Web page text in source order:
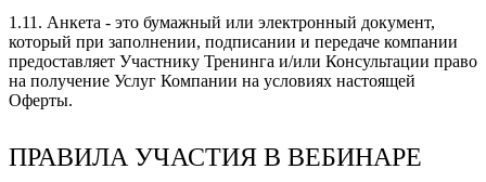
1.11. Анкета - это бумажный или электронный документ,
который при заполнении, подписании и передаче компании
предоставляет Участнику Тренинга и/или Консультации право
на получение Услуг Компании на условиях настоящей
Оферты.
ПРАВИЛА УЧАСТИЯ В ВЕБИНАРЕ